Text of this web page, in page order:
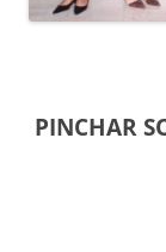
PINCHAR